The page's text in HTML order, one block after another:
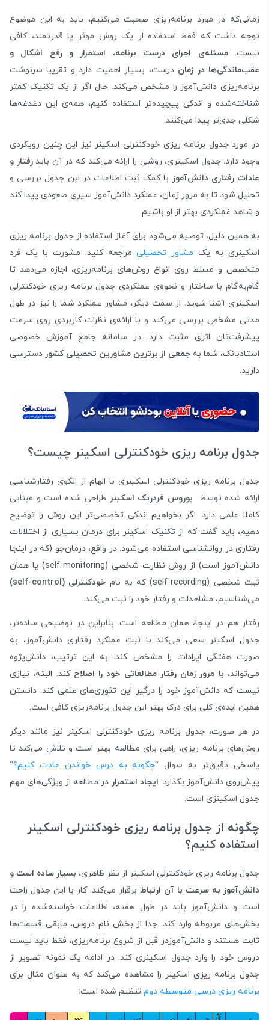
زمانی‌که در مورد برنامه‌ریزی صحبت می‌کنیم، باید به این موضوع
توجه داشت که فقط استفاده از یک روش موثر یا قدرتمند، کافی
نیست.مسئله‌ی اجرای درست برنامه، استمرار و رفع اشکال و
عقب‌ماندگی‌ها در زمان درست، بسیار اهمیت دارد و تقریبا سرنوشت
برنامه‌ریزی دانش‌آموز را مشخص می‌کند. حال اگر از یک تکنیک کمتر
شناخته‌شده و اندکی پیچیده‌تر استفاده کنیم، همه‌ی این دغدغه‌ها
شکلی جدی‌تر پیدا می‌کنند.
در مورد جدول برنامه ریزی خودکنترلی اسکینر نیز این چنین رویکردی
وجود دارد. جدول اسکینری، روشی را ارائه می‌کند که در آن بایدرفتار و
عادات رفتاری دانش‌آموز با کمک ثبت اطلاعات در این جدول بررسی و
تحلیل شود تا به مرور زمان، عملکرد دانش‌آموز سیری صعودی پیدا کند
و شاهد غملکردی بهتر از او باشیم.
به همین دلیل، توصیه می‌شود برای آغاز استفاده از جدول برنامه‌ ریزی
اسکینری به یک مشاور تحصیلیمراجعه کنید. مشورت با یک فرد
متخصص و مسلط روی انواع روش‌های برنامه‌ریزی، اجازه می‌دهد تا
گام‌به‌گام با ساختار و نحوه‌ی عملکردی جدول برنامه ریزی خودکنترلی
اسکینری آشنا شوید. از سمت دیگر، مشاور عملکرد شما را نیز در طول
مدتی مشخص بررسی می‌کند و با ارائه‌ی نظرات کاربردی روی سرعت
پیشرفت‌تان اثری مثبت دارد. در سامانه جامع آموزش خصوصی
استادبانک، شما به جمعی از برترین مشاورین تحصیلی کشور دسترسی
دارید.
جدول برنامه ریزی خودکنترلی اسکینر چیست؟
جدول برنامه ریزی خودکنترلی اسکینری با الهام از الگوی رفتارشناسی
ارائه شده توسط بوروس فردریک اسکینر طراحی شده است و مبنایی
کاملا علمی دارد. اگر بخواهیم اندکی تخصصی‌تر این روش را توضیح
دهیم، باید گفت که از تکنیک اسکینر برای درمان بسیاری از اختلالات
رفتاری در روانشناسی استفاده می‌شود. در واقع، درمان‌جو (که در اینجا
دانش‌آموز است) از روش نظارت شخصی (self-monitoring) یا همان
ثبت شخصی (self-recording) که به نام
خودكنترلی (self-control)
می‌شناسیم، مشاهدات و رفتار خود را ثبت می‌کند.
رفتار هم در اینجا، همان مطالعه است. بنابراین در توضیحی ساده‌تر،
جدول اسکینر سعی می‌کند با ثبت عملکرد رفتاری دانش‌آموز، به
صورت هفتگی ایرادات را مشخص کند. به این ترتیب، دانش‌پژوه
می‌تواند، با مرور زمان رفتار مطالعاتی خود را اصلاح کند. البته، نیازی
نیست که دانش‌آموز خود را درگیر این تئوری‌های علمی کند. دانستن
همین ایده‌ی کلی برای درک بهتر این جدول برنامه‌ریزی کافی است.
در هر صورت، جدول برنامه ریزی خودکنترلی اسکینر نیز مانند دیگر
روش‌های برنامه ریزی، راهی برای مطالعه بهتر است و تلاش می‌کند تا
پاسخی دقیق‌تر به سوال “چگونه به درس خواندن عادت کنیم؟”
پیش‌روی دانش‌آموز بگذارد. ایجاد استمرار در مطالعه از ویژگی‌های مهم
جدول اسکینزی است.
چگونه از جدول برنامه ریزی خودکنترلی اسکینر
استفاده کنیم؟
جدول برنامه ریزی خودکنترلی اسکینر از نظر ظاهری، بسیار ساده است و
دانش‌آموز به سرعت با آن ارتباط برقرار می‌کند. کار با این جدول راحت
است و دانش‌آموز باید در طول هفته، اطلاعات خواسنه‌شده را در
بخش‌های مربوطه وارد کند. جدا از بخش نام دروس، مابقی قسمت‌ها
ثابت هستند و دانش‌آموزدر قبل از شروع برنامه‌ریزی، فقط باید لیست
دروس خود را وارد جدول اسکینری کند. در ادامه یک نمونه تصویر از
جدول برنامه ریزی اسکینر را مشاهده می‌کند که به عنوان مثال برای
برنامه ریزی درسی متوسطه دوم تنظیم شده است: